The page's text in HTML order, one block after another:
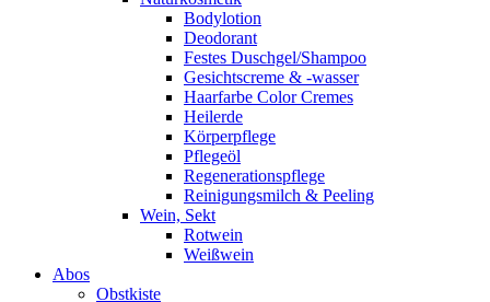
Bodylotion
Deodorant
Festes Duschgel/Shampoo
Gesichtscreme & -wasser
Haarfarbe Color Cremes
Heilerde
Körperpflege
Pflegeöl
Regenerationspflege
Reinigungsmilch & Peeling
Wein, Sekt
Rotwein
Weißwein
Abos
Obstkiste